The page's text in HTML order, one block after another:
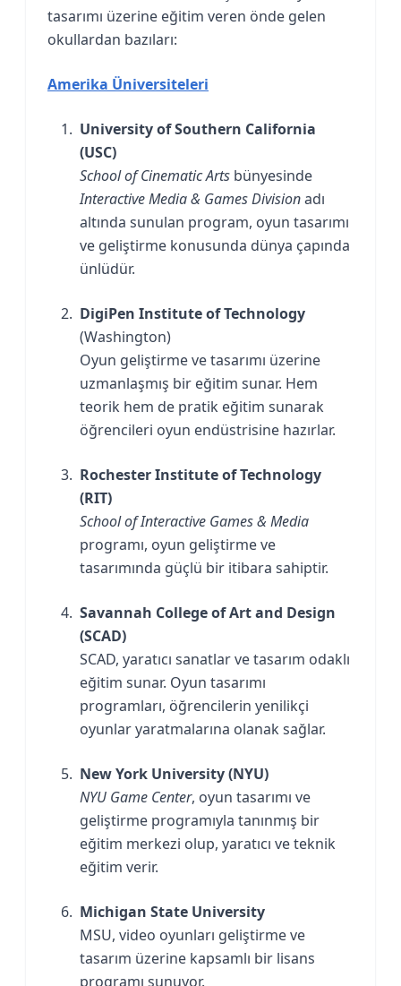
tasarımı üzerine eğitim veren önde gelen
okullardan bazıları:
Amerika Üniversiteleri
University of Southern California
(USC)
School of Cinematic Arts bünyesinde
Interactive Media & Games Divisionadı
altında sunulan program, oyun tasarımı
ve geliştirme konusunda dünya çapında
ünlüdür.
DigiPen Institute of Technology
(Washington)
Oyun geliştirme ve tasarımı üzerine
uzmanlaşmış bir eğitim sunar. Hem
teorik hem de pratik eğitim sunarak
öğrencileri oyun endüstrisine hazırlar.
Rochester Institute of Technology
(RIT)
School of Interactive Games & Media
programı, oyun geliştirme ve
tasarımında güçlü bir itibara sahiptir.
Savannah College of Art and Design
(SCAD)
SCAD, yaratıcı sanatlar ve tasarım odaklı
eğitim sunar. Oyun tasarımı
programları, öğrencilerin yenilikçi
oyunlar yaratmalarına olanak sağlar.
New York University (NYU)
NYU Game Center, oyun tasarımı ve
geliştirme programıyla tanınmış bir
eğitim merkezi olup, yaratıcı ve teknik
eğitim verir.
Michigan State University
MSU, video oyunları geliştirme ve
tasarım üzerine kapsamlı bir lisans
programı sunuyor.